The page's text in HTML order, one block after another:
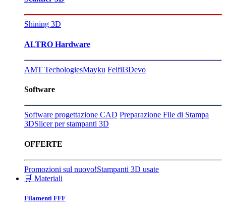
Shining 3D
ALTRO Hardware
AMT TechologiesMayku Felfil3Devo
Software
Software progettazione CAD Preparazione File di Stampa
3DSlicer per stampanti 3D
OFFERTE
Promozioni sul nuovo!Stampanti 3D usate
🛒 Materiali
Filamenti FFF